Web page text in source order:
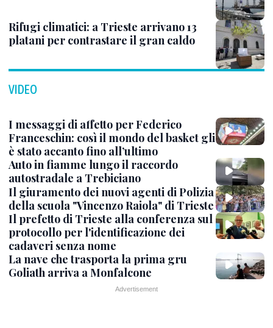
Rifugi climatici: a Trieste arrivano 13
platani per contrastare il gran caldo
VIDEO
I messaggi di affetto per Federico
Franceschin: così il mondo del basket gli
è stato accanto fino all’ultimo
Auto in fiamme lungo il raccordo
autostradale a Trebiciano
Il giuramento dei nuovi agenti di Polizia
della scuola "Vincenzo Raiola" di Trieste
Il prefetto di Trieste alla conferenza sul
protocollo per l'identificazione dei
cadaveri senza nome
La nave che trasporta la prima gru
Goliath arriva a Monfalcone